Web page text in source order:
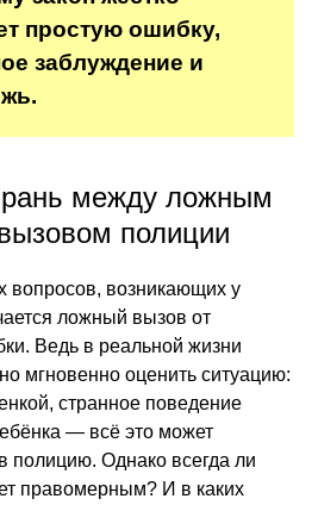
простую ошибку,
заблуждение и
между ложным
полиции
вопросов, возникающих у
ложный вызов от
Ведь в реальной жизни
мгновенно оценить ситуацию:
странное поведение
— всё это может
полицию. Однако всегда ли
правомерным? И в каких